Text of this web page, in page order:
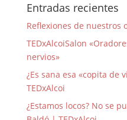
Entradas recientes
Reflexiones de nuestros
TEDxAlcoiSalon
nervios»
¿Es sana esa «copita de
TEDxAlcoi
¿Estamos locos? No se